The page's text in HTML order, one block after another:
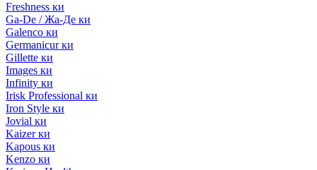
Freshness ки
Ga-De / Жа-Де ки
Galenco ки
Germanicur ки
Gillette ки
Images ки
Infinity ки
Irisk Professional ки
Iron Style ки
Jovial ки
Kaizer ки
Kapous ки
Kenzo ки